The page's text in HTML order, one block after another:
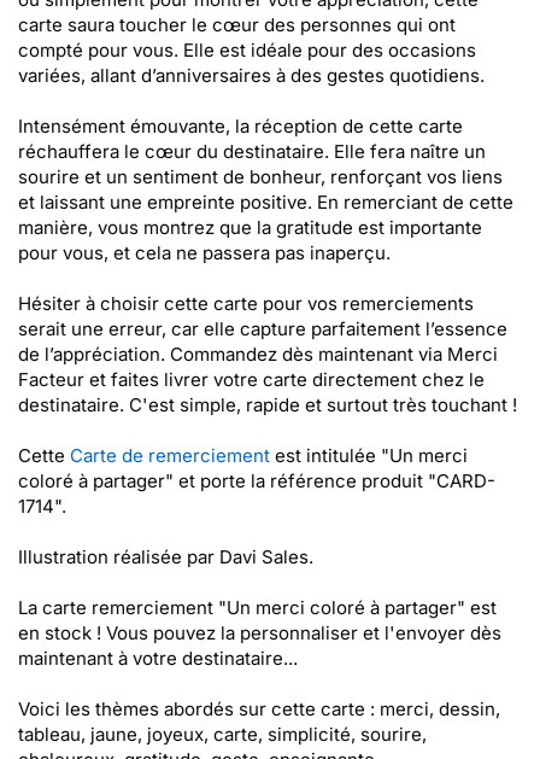
carte saura toucher le cœur des personnes qui ont
compté pour vous. Elle est idéale pour des occasions
variées, allant d’anniversaires à des gestes quotidiens.
Intensément émouvante, la réception de cette carte
réchauffera le cœur du destinataire. Elle fera naître un
sourire et un sentiment de bonheur, renforçant vos liens
et laissant une empreinte positive. En remerciant de cette
manière, vous montrez que la gratitude est importante
pour vous, et cela ne passera pas inaperçu.
Hésiter à choisir cette carte pour vos remerciements
serait une erreur, car elle capture parfaitement l’essence
de l’appréciation. Commandez dès maintenant via Merci
Facteur et faites livrer votre carte directement chez le
destinataire. C'est simple, rapide et surtout très touchant !
Cette Carte de remerciement est intitulée "Un merci
coloré à partager" et porte la référence produit "CARD-
1714".
Illustration réalisée par Davi Sales.
La carte remerciement "Un merci coloré à partager" est
en stock ! Vous pouvez la personnaliser et l'envoyer dès
maintenant à votre destinataire...
Voici les thèmes abordés sur cette carte : merci, dessin,
tableau, jaune, joyeux, carte, simplicité, sourire,